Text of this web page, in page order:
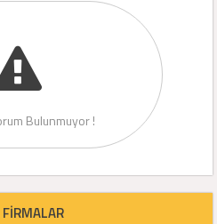
Bulunmuyor !
FİRMALAR